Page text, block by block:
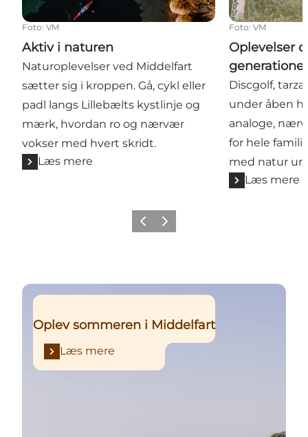
Foto: VM
Aktiv i naturen
Naturoplevelser ved Middelfart
sætter sig i kroppen. Gå, cykl eller
padl langs Lillebælts kystlinje og
mærk, hvordan ro og nærvær
vokser med hvert skridt.
Læs mere
Foto: VM
Oplevelser
Discgolf,
under åben
analoge,
for hele
med natur
Læs mere
ForrigeNæste
Læs mere
Oplev sommeren i Middelfart
Læs mere